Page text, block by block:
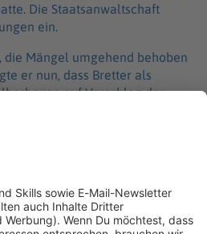
Die Staatsanwaltschaft
ein.
Mängel umgehend behoben
er nun, dass Bretter als
auf Vorschlag der
ausgetauscht worden seien.
im schlechten Zustand
stammten aus einem Betrieb mit
habe diese aufgenommen, um